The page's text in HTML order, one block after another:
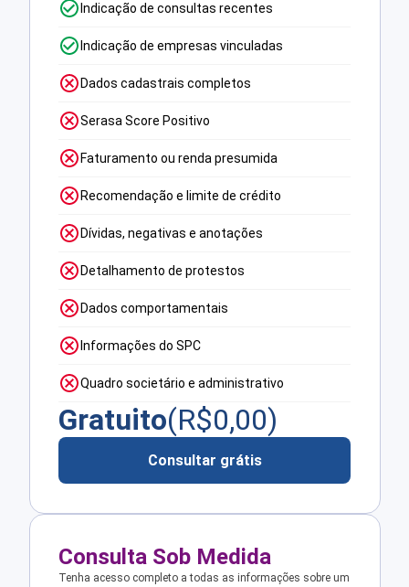
Indicação de consultas recentes
Indicação de empresas vinculadas
Dados cadastrais completos
Serasa Score Positivo
Faturamento ou renda presumida
Recomendação e limite de crédito
Dívidas, negativas e anotações
Detalhamento de protestos
Dados comportamentais
Informações do SPC
Quadro societário e administrativo
Gratuito(R$0,00)
Consultar grátis
Consulta Sob Medida
Tenha acesso completo a todas as informações sobre um